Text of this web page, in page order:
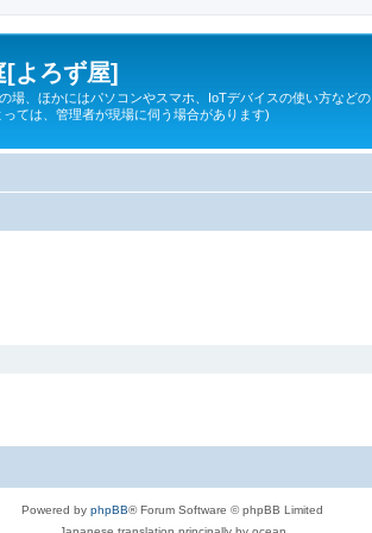
よろず屋]
場、ほかにはパソコンやスマホ、IoTデバイスの使い方などの
ては、管理者が現場に伺う場合があります)
Powered by phpBB® Forum Software © phpBB Limited